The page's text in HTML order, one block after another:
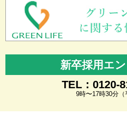
新卒採用エ
TEL：0120-
9時〜17時30分（